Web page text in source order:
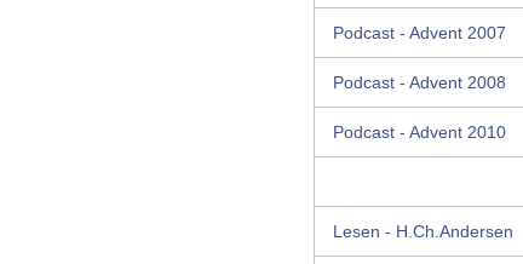
Podcast - Advent 2007
Podcast - Advent 2008
Podcast - Advent 2010
Lesen - H.Ch.Andersen